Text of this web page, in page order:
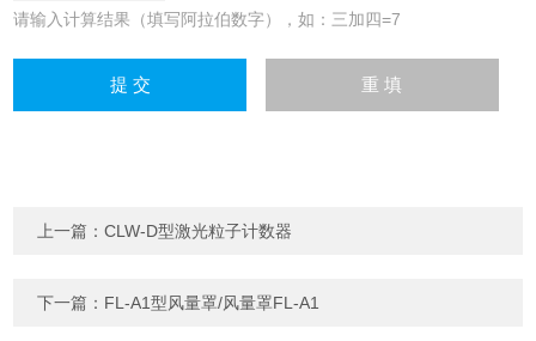
请输入计算结果（填写阿拉伯数字），如：三加四=7
上一篇：CLW-D型激光粒子计数器
下一篇： FL-A1型风量罩/风量罩FL-A1